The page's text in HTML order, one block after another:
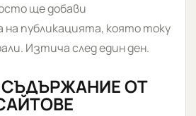
ще добави
публикацията, която току
Изтича след един ден.
ОТ